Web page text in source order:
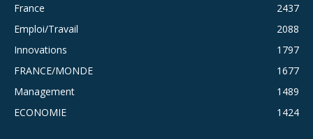
France
2437
Emploi/Travail
2088
Innovations
1797
FRANCE/MONDE
1677
Management
1489
ECONOMIE
1424